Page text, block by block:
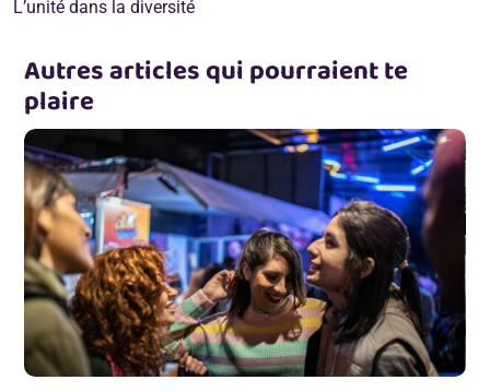
L’unité dans la diversité
Autres articles qui pourraient te
plaire